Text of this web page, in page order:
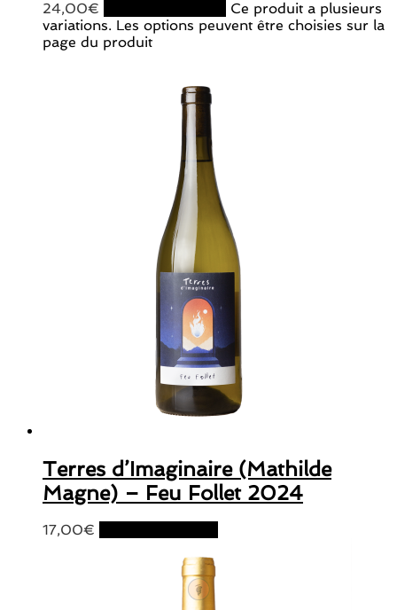
24,00€
Ce produit a plusieurs
variations. Les options peuvent être choisies sur la
page du produit
Terres d’Imaginaire (Mathilde
Magne) – Feu Follet 2024
17,00€